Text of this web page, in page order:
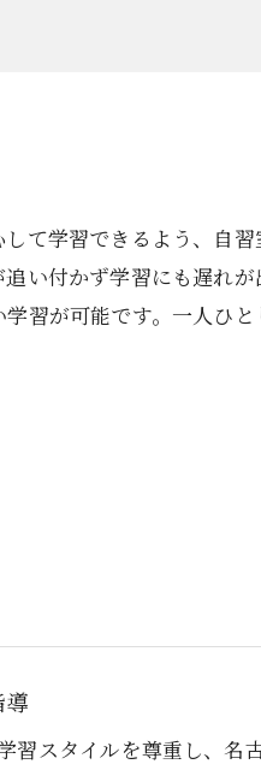
て学習できるよう、自
い付かず学習にも遅れが
習が可能です。一人ひ
習スタイルを尊重し、名